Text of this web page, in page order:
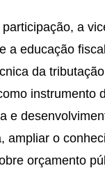
a
a educação
da
instrumento
e
ampliar o
orçamento